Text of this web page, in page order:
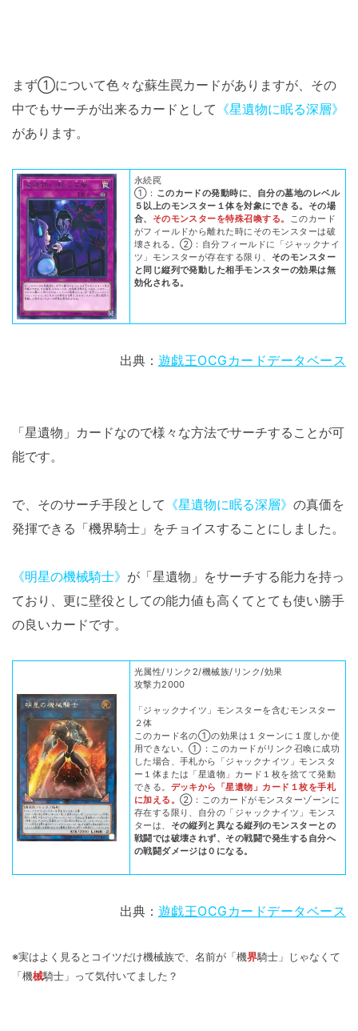
まず①について色々な蘇生罠カードがありますが、その
中でもサーチが出来るカードとして 《星遺物に眠る深層》
があります。
永続罠
①： このカードの発動時に、自分の墓地のレベル
５以上のモンスター１体を対象にできる。その場
合、
そのモンスターを特殊召喚する。
このカード
がフィールドから離れた時にそのモンスターは破
壊される。②：自分フィールドに「ジャックナイ
ツ」モンスターが存在する限り、 そのモンスター
と同じ縦列で発動した相手モンスターの効果は無
効化される。
出典： 遊戯王OCGカードデータベース
「星遺物」カードなので様々な方法でサーチすることが可
能です。
で、そのサーチ手段として 《星遺物に眠る深層》 の真価を
発揮できる「機界騎士」をチョイスすることにしました。
《明星の機械騎士》 が「星遺物」をサーチする能力を持っ
ており、更に壁役としての能力値も高くてとても使い勝手
の良いカードです。
光属性/リンク2/機械族/リンク/効果
攻撃力2000
「ジャックナイツ」モンスターを含むモンスター
２体
このカード名の①の効果は１ターンに１度しか使
用できない。①：このカードがリンク召喚に成功
した場合、手札から「ジャックナイツ」モンスタ
ー１体または「星遺物」カード１枚を捨てて発動
できる。 デッキから「星遺物」カード１枚を手札
に加える。 ②：このカードがモンスターゾーンに
存在する限り、自分の「ジャックナイツ」モンス
ターは、
その縦列と異なる縦列のモンスターとの
戦闘では破壊されず、その戦闘で発生する自分へ
の戦闘ダメージは０になる。
出典： 遊戯王OCGカードデータベース
※実はよく見るとコイツだけ機械族で、名前が「機界騎士」じゃなくて
「機械騎士」って気付いてました？